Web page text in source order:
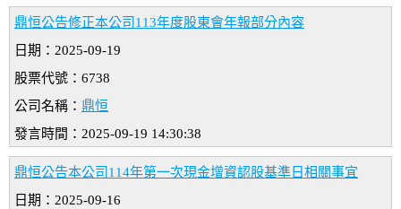
鼎恒公告修正本公司113年度股東會年報部分內容
日期：2025-09-19
股票代號：6738
公司名稱： 鼎恒
發言時間：2025-09-19 14:30:38
鼎恒公告本公司114年第一次現金增資認股基準日相關事宜
日期：2025-09-16